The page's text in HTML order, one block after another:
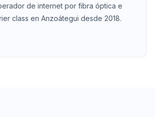
de internet por fibra óptica e
class en Anzoátegui desde 2018.